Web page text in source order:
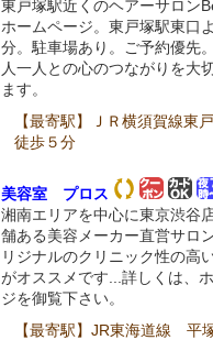
東戸塚駅近くのヘアーサロン
ホームページ。東戸塚駅東口
分。駐車場あり。ご予約優先
人一人との心のつながりを大
ます。
【最寄駅】ＪＲ横須賀線東
徒歩５分
美容室 プロス
湘南エリアを中心に東京渋谷
舗ある美容メーカー直営サロ
リジナルのクリニック性の高
がオススメです...詳しくは、
ジを御覧下さい。
【最寄駅】JR東海道線